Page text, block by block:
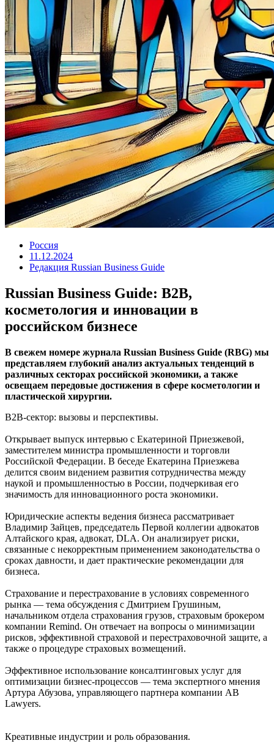
Россия
11.12.2024
Редакция Russian Business Guide
Russian Business Guide: B2B,
косметология и инновации в
российском бизнесе
В свежем номере журнала Russian Business Guide (RBG) мы
представляем глубокий анализ актуальных тенденций в
различных секторах российской экономики, а также
освещаем передовые достижения в сфере косметологии и
пластической хирургии.
B2B-сектор: вызовы и перспективы.
Открывает выпуск интервью с Екатериной Приезжевой,
заместителем министра промышленности и торговли
Российской Федерации. В беседе Екатерина Приезжева
делится своим видением развития сотрудничества между
наукой и промышленностью в России, подчеркивая его
значимость для инновационного роста экономики.
Юридические аспекты ведения бизнеса рассматривает
Владимир Зайцев, председатель Первой коллегии адвокатов
Алтайского края, адвокат, DLA. Он анализирует риски,
связанные с некорректным применением законодательства о
сроках давности, и дает практические рекомендации для
бизнеса.
Страхование и перестрахование в условиях современного
рынка — тема обсуждения с Дмитрием Грушиным,
начальником отдела страхования грузов, страховым брокером
компании Remind. Он отвечает на вопросы о минимизации
рисков, эффективной страховой и перестраховочной защите, а
также о процедуре страховых возмещений.
Эффективное использование консалтинговых услуг для
оптимизации бизнес-процессов — тема экспертного мнения
Артура Абузова, управляющего партнера компании AB
Lawyers.
Креативные индустрии и роль образования.